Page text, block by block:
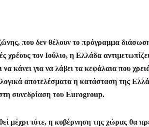
που δεν θέλουν το πρόγραμμα
τον Ιούλιο, η Ελλάδα αντιμετωπίζει
κάνει για να λάβει τα κεφάλαια που
αποτελέσματα η κατάσταση της
συνεδρίαση του Eurogroup.
μέχρι τότε, η κυβέρνηση της χώρας θα